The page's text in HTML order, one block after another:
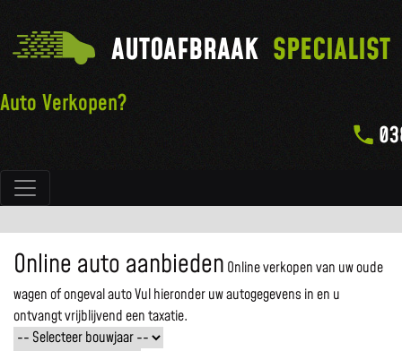
Hoofdnavigatie
AUTOAFBRAAK SPECIALIST
Auto Verkopen?
Online auto aanbieden Online verkopen van uw oude
wagen of ongeval autoVul hieronder uw autogegevens in en u
ontvangt vrijblijvend een taxatie.